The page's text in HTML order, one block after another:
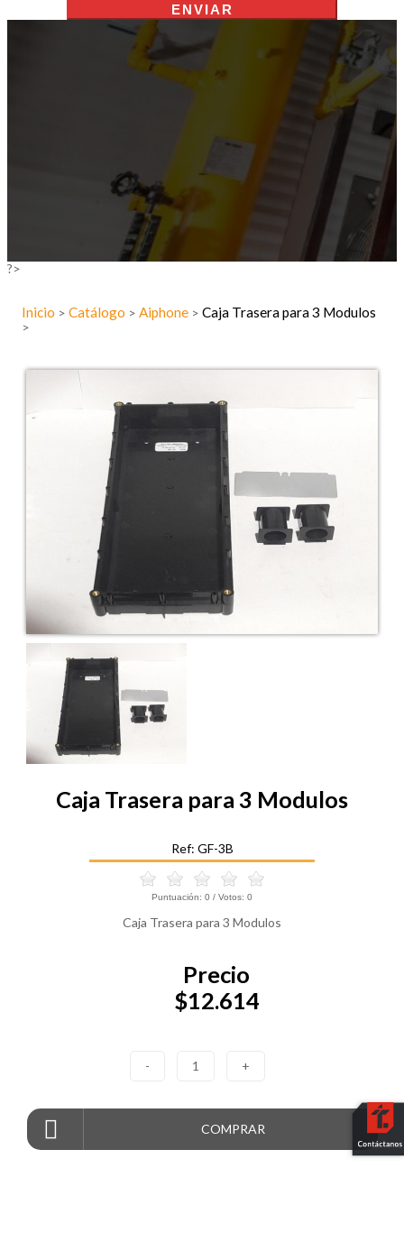
ENVIAR
?>
Inicio > Catálogo > Aiphone > Caja Trasera para 3 Modulos
>
Caja Trasera para 3 Modulos
Ref: GF-3B
Puntuación: 0 / Votos: 0
Caja Trasera para 3 Modulos
Precio
$12.614
- 1 +
COMPRAR